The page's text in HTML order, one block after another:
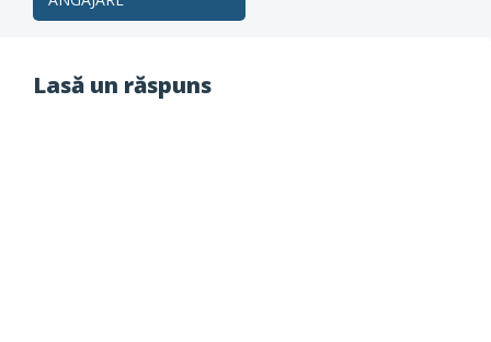
Lasă un răspuns